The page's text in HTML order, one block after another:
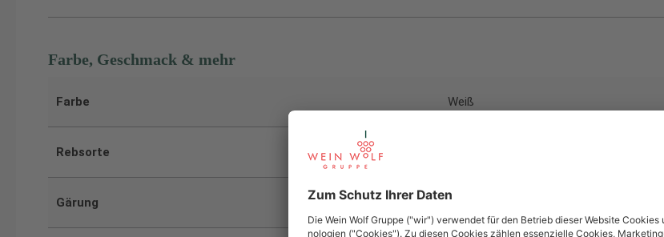
Farbe, Geschmack & mehr
Farbe Weiß
Rebsorte
Gärung im Edelstahltank